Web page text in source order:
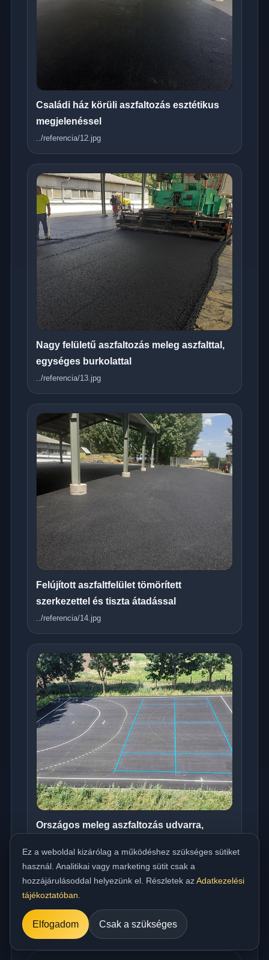
Családi ház körüli aszfaltozás esztétikus
megjelenéssel
../referencia/12.jpg
Nagy felületű aszfaltozás meleg aszfalttal,
egységes burkolattal
../referencia/13.jpg
Felújított aszfaltfelület tömörített
szerkezettel és tiszta átadással
../referencia/14.jpg
Országos meleg aszfaltozás udvarra,
Műszaki FAQ
Ez a weboldal kizárólag a működéshez szükséges sütiket
használ. Analitikai vagy marketing sütit csak a
hozzájárulásoddal helyezünk el. Részletek azAdatkezelési
tájékoztatóban
Elfogadom Csak a szükséges